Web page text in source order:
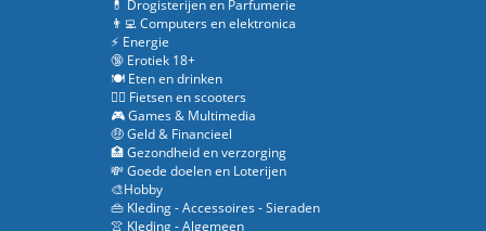
💊 Drogisterijen en Parfumerie
👨‍💻 Computers en elektronica
⚡ Energie
🔞 Erotiek 18+
🍽️ Eten en drinken
🚴‍♂️ Fietsen en scooters
🎮 Games & Multimedia
🤑 Geld & Financieel
🏥 Gezondheid en verzorging
💸 Goede doelen en Loterijen
🎨Hobby
👜 Kleding - Accessoires - Sieraden
👚 Kleding - Algemeen